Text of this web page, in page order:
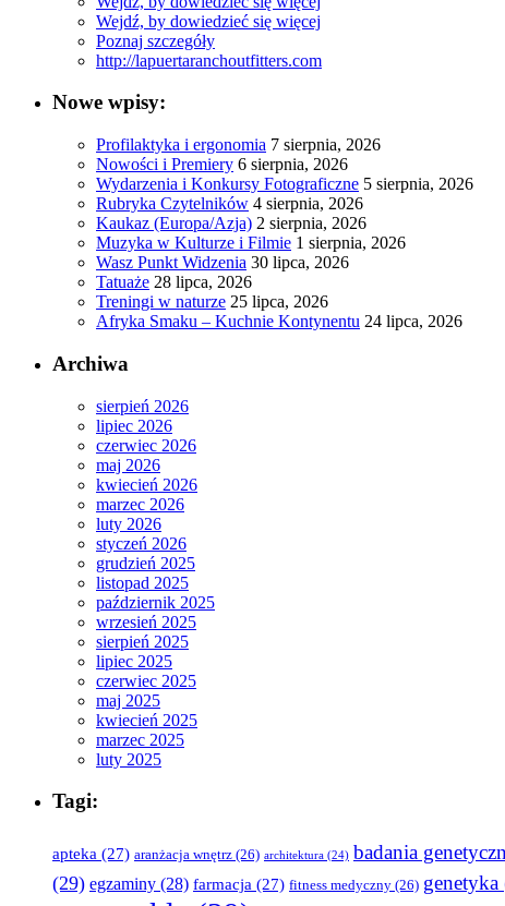
Wejdź, by dowiedzieć się więcej
Poznaj szczegóły
http://lapuertaranchoutfitters.com
Nowe wpisy:
Profilaktyka i ergonomia 7 sierpnia, 2026
Nowości i Premiery 6 sierpnia, 2026
Wydarzenia i Konkursy Fotograficzne 5 sierpnia, 2026
Rubryka Czytelników 4 sierpnia, 2026
Kaukaz (Europa/Azja) 2 sierpnia, 2026
Muzyka w Kulturze i Filmie 1 sierpnia, 2026
Wasz Punkt Widzenia 30 lipca, 2026
Tatuaże 28 lipca, 2026
Treningi w naturze 25 lipca, 2026
Afryka Smaku – Kuchnie Kontynentu 24 lipca, 2026
Archiwa
sierpień 2026
lipiec 2026
czerwiec 2026
maj 2026
kwiecień 2026
marzec 2026
luty 2026
styczeń 2026
grudzień 2025
listopad 2025
październik 2025
wrzesień 2025
sierpień 2025
lipiec 2025
czerwiec 2025
maj 2025
kwiecień 2025
marzec 2025
luty 2025
Tagi:
apteka (27) aranżacja wnętrz (26) architektura (24) badania
(29) egzaminy (28) farmacja (27) fitness medyczny (26) genetyka